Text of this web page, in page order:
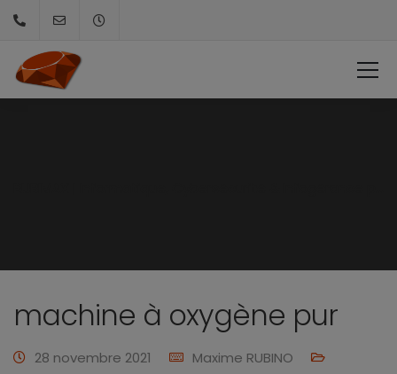
machine à oxygène pur
28 novembre 2021 Maxime RUBINO